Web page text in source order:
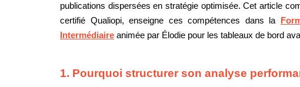
publications dispersées en stratégie optimisée. Cet article
certifié Qualiopi, enseigne ces compétences dans la
Intermédiaire animée par Élodie pour les tableaux de bord
1. Pourquoi structurer son analyse